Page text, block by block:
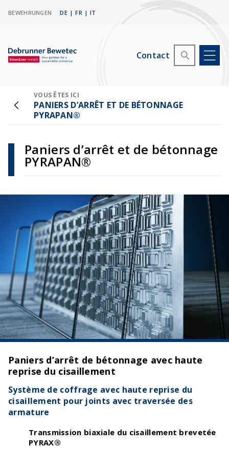
BEWEHRUNGEN IT
|
FR
|
DE
Contact
VOUS ÊTES ICI
PANIERS D’ARRÊT ET DE BÉTONNAGE
PYRAPAN®
Paniers d’arrêt et de bétonnage
PYRAPAN®
Paniers d’arrêt de bétonnage avec haute
reprise du cisaillement
Système de coffrage avec haute reprise du
cisaillement pour joints avec traversée des
armature
Transmission biaxiale du cisaillement brevetée
PYRAX®